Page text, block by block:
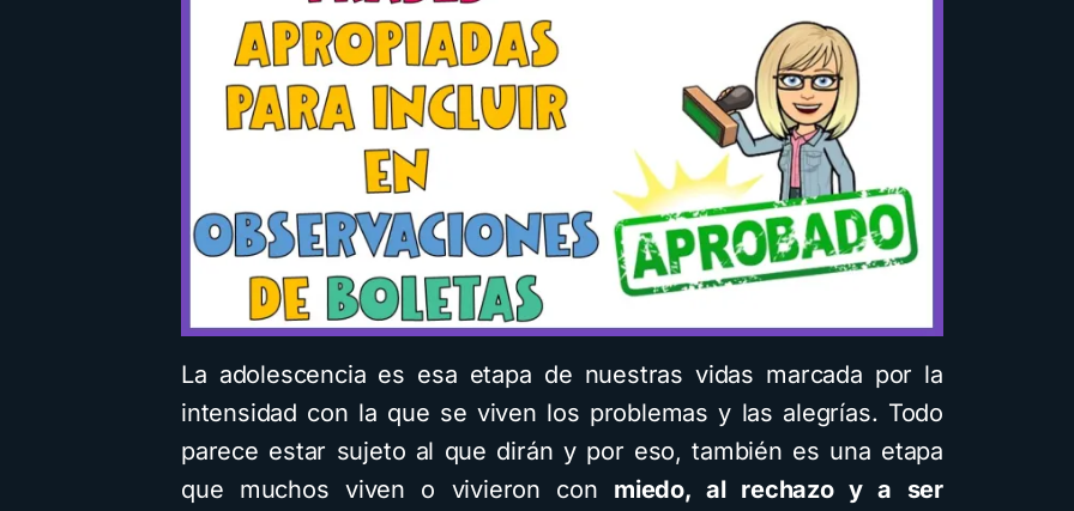
La adolescencia es esa etapa de nuestras vidas marcada por la
intensidad con la que se viven los problemas y las alegrías. Todo
parece estar sujeto al que dirán y por eso, también es una etapa
que muchos viven o vivieron con miedo, al rechazo y a ser
usando Gemini y con
diferentes estilos
visuales: Descarga la
guía PDF
4 minutos de lectura 1,6K vistas